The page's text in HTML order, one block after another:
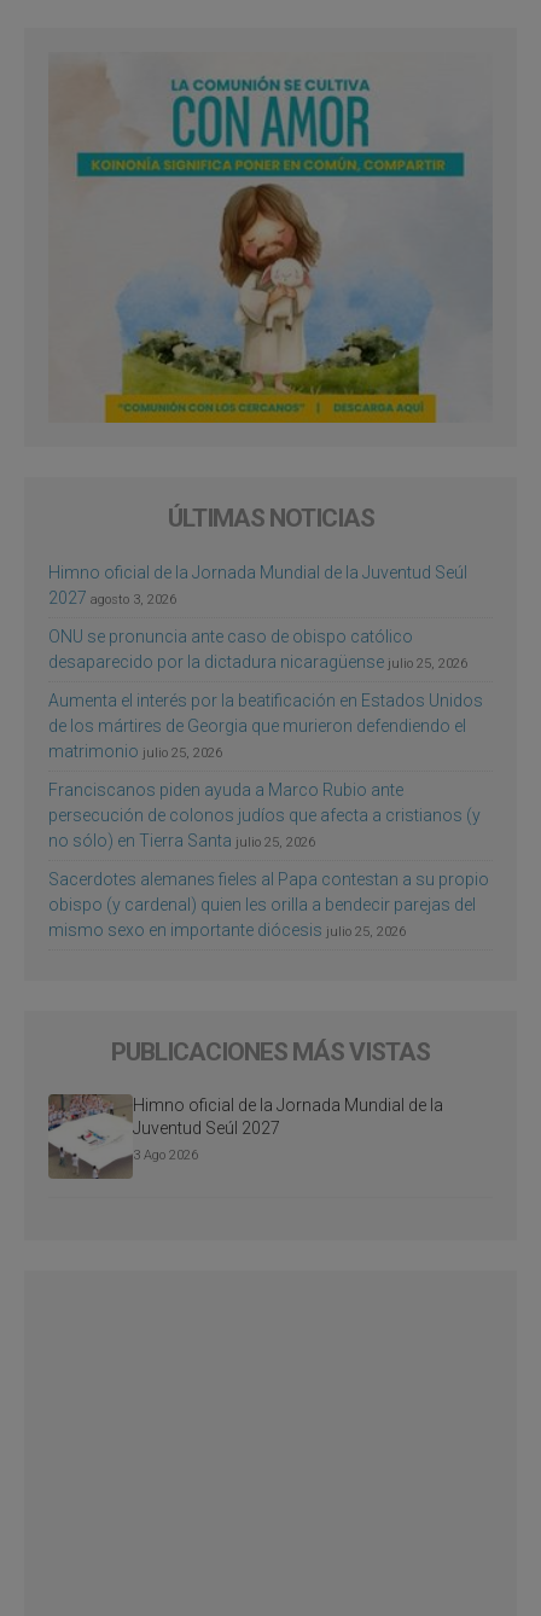
ÚLTIMAS NOTICIAS
Himno oficial de la Jornada Mundial de la Juventud Seúl
2027 agosto 3, 2026
ONU se pronuncia ante caso de obispo católico
desaparecido por la dictadura nicaragüense julio 25, 2026
Aumenta el interés por la beatificación en Estados Unidos
de los mártires de Georgia que murieron defendiendo el
matrimonio julio 25, 2026
Franciscanos piden ayuda a Marco Rubio ante
persecución de colonos judíos que afecta a cristianos (y
no sólo) en Tierra Santa julio 25, 2026
Sacerdotes alemanes fieles al Papa contestan a su propio
obispo (y cardenal) quien les orilla a bendecir parejas del
mismo sexo en importante diócesis julio 25, 2026
PUBLICACIONES MÁS VISTAS
Himno oficial de la Jornada Mundial de la
Juventud Seúl 2027
3 Ago 2026